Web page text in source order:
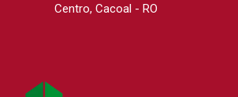
Centro, Cacoal - RO